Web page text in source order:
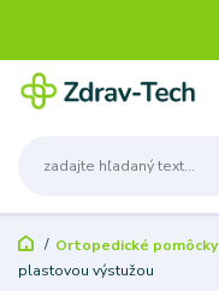
Ortopedické pomôcky
plastovou výstužou